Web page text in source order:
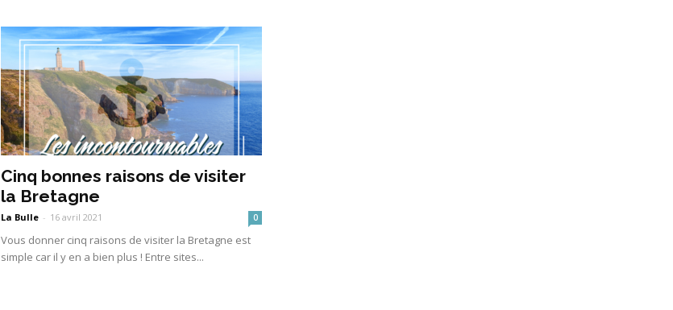
Cinq bonnes raisons de visiter
la Bretagne
La Bulle - 16 avril 2021 0
Vous donner cinq raisons de visiter la Bretagne est
simple car il y en a bien plus ! Entre sites...